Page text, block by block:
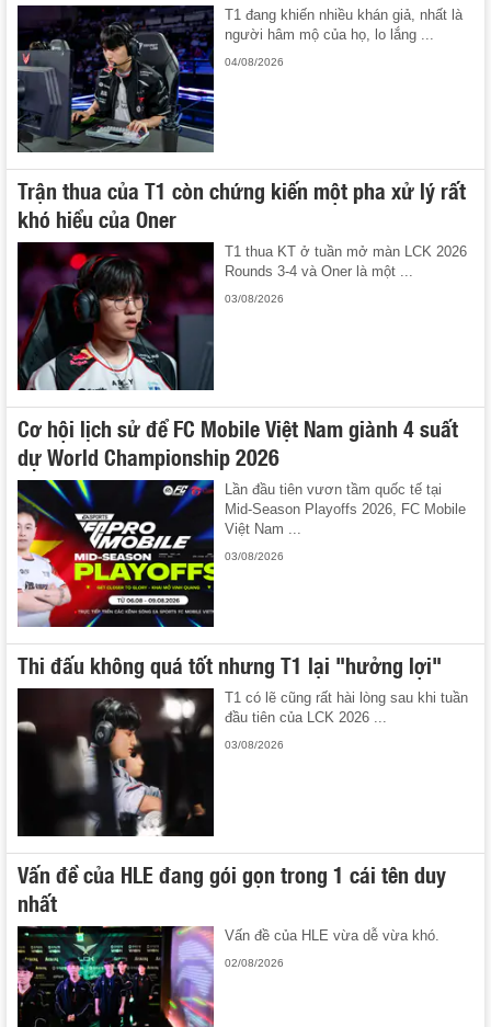
T1 đang khiến nhiều khán giả, nhất là
người hâm mộ của họ, lo lắng ...
04/08/2026
Trận thua của T1 còn chứng kiến một pha xử lý rất
khó hiểu của Oner
T1 thua KT ở tuần mở màn LCK 2026
Rounds 3-4 và Oner là một ...
03/08/2026
Cơ hội lịch sử để FC Mobile Việt Nam giành 4 suất
dự World Championship 2026
Lần đầu tiên vươn tầm quốc tế tại
Mid-Season Playoffs 2026, FC Mobile
Việt Nam ...
03/08/2026
Thi đấu không quá tốt nhưng T1 lại "hưởng lợi"
T1 có lẽ cũng rất hài lòng sau khi tuần
đầu tiên của LCK 2026 ...
03/08/2026
Vấn đề của HLE đang gói gọn trong 1 cái tên duy
nhất
Vấn đề của HLE vừa dễ vừa khó.
02/08/2026